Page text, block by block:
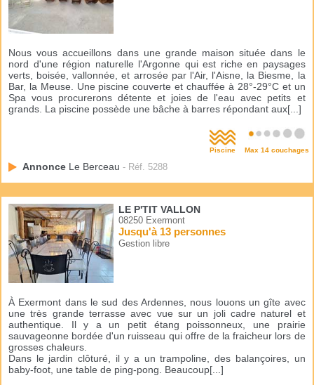
Nous vous accueillons dans une grande maison située dans le
nord d'une région naturelle l'Argonne qui est riche en paysages
verts, boisée, vallonnée, et arrosée par l'Air, l'Aisne, la Biesme, la
Bar, la Meuse. Une piscine couverte et chauffée à 28°-29°C et un
Spa vous procurerons détente et joies de l'eau avec petits et
grands. La piscine possède une bâche à barres répondant aux[...]
Piscine Max 14 couchages
Annonce Le Berceau - Réf. 5288
LE P'TIT VALLON
08250 Exermont
Jusqu'à 13 personnes
Gestion libre
À Exermont dans le sud des Ardennes, nous louons un gîte avec
une très grande terrasse avec vue sur un joli cadre naturel et
authentique. Il y a un petit étang poissonneux, une prairie
sauvageonne bordée d'un ruisseau qui offre de la fraicheur lors de
grosses chaleurs.
Dans le jardin clôturé, il y a un trampoline, des balançoires, un
baby-foot, une table de ping-pong. Beaucoup[...]